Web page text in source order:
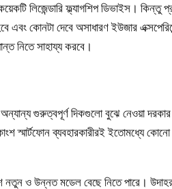
লিজেন্ডারি ফ্ল্যাগশিপ ডিভাইস।
এবং কোনটা দেবে অসাধারণ ইউজার
নিতে সাহায্য করবে।
গুরুত্বপূর্ণ দিকগুলো বুঝে নেওয়া
স্মার্টফোন ব্যবহারকারীরই ইতোমধ্যে কোনো
নতুন ও উন্নত মডেল বেছে নিতে পারে।